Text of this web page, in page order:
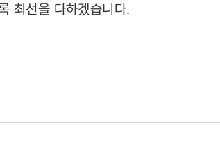
최선을 다하겠습니다.